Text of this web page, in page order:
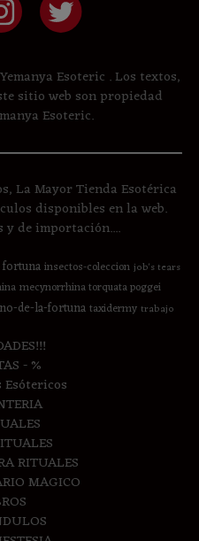
Esoteric . Los textos,
sitio web son propiedad
Esoteric.
La Mayor Tienda Esotérica
disponibles en la web.
de importación....
fortunainsectos-coleccion job's tears
mecynorrhina torquata poggei
de-la-fortunataxidermy trabajo
- %
RITUALES
MAGICO